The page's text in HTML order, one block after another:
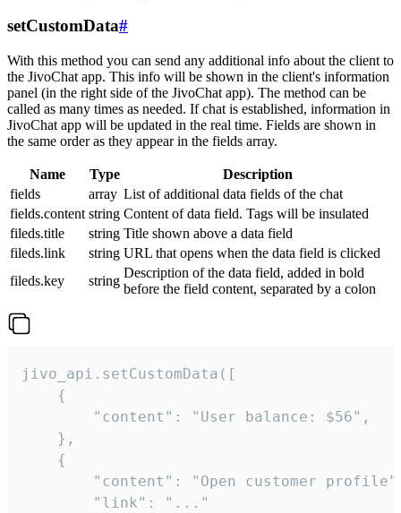
setCustomData#
With this method you can send any additional info about the client to
the JivoChat app. This info will be shown in the client's information
panel (in the right side of the JivoChat app). The method can be
called as many times as needed. If chat is established, information in
JivoChat app will be updated in the real time. Fields are shown in
the same order as they appear in the fields array.
Name Type
Description
fields
array List of additional data fields of the chat
fields.content string Content of data field. Tags will be insulated
fileds.title
string Title shown above a data field
fileds.link
string URL that opens when the data field is clicked
fileds.key
string
Description of the data field, added in bold
before the field content, separated by a colon
jivo_api.setCustomData([
    {
        "content": "User balance: $56",
    },
    {
"content": "Open customer
        "link": "..."